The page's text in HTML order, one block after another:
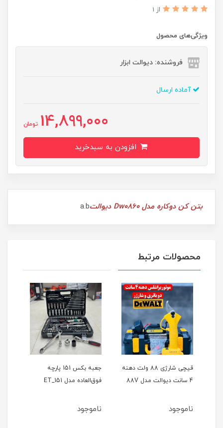
از 1
ویژگی‌های محصول
فروشنده: دیوالت ابزار
آماده ارسال
14,899,000 تومان
بتن کن دوکاره مدل Dw0860 دیوالت a.b
محصولات مرتبط
قیچی شارژی 88 ولت دهنه
4 سانت دیوالت مدل 88V
ناموجود
جعبه بکس 151 پارچه
فوق‌العاده مدل ET_151
ناموجود